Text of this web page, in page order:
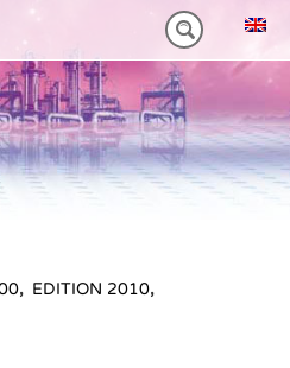
VT PLUS-SERIE
SERIE (25-75NM)
, EDITION 2010,